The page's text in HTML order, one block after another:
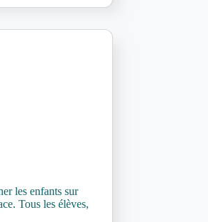
les enfants sur
Tous les élèves,